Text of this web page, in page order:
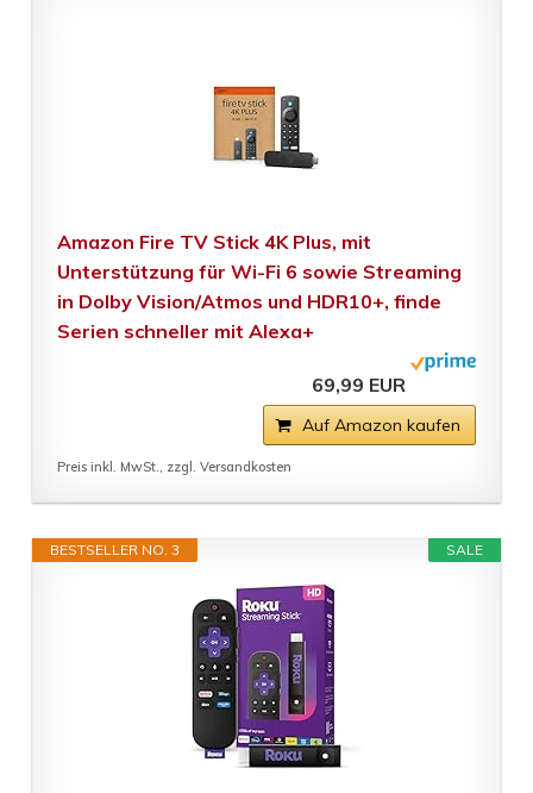
Amazon Fire TV Stick 4K Plus, mit
Unterstützung für Wi-Fi 6 sowie Streaming
in Dolby Vision/Atmos und HDR10+, finde
Serien schneller mit Alexa+
69,99 EUR
Auf Amazon kaufen
Preis inkl. MwSt., zzgl. Versandkosten
SALE
BESTSELLER NO. 3